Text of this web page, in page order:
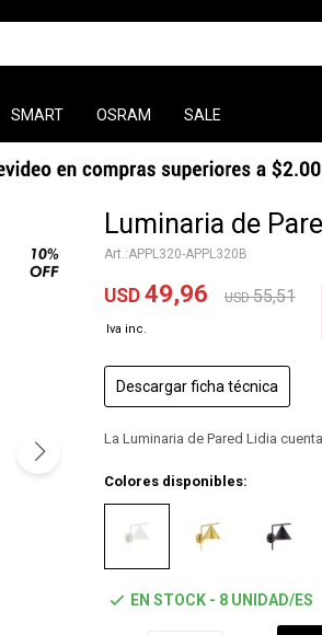
SMART OSRAM SALE
Luminaria de
APPL320-APPL320B
USD 49,96 USD 55,51
Descargar ficha técnica
La Luminaria de Pared Lidia
Colores disponibles:
EN STOCK - 8 UNIDAD/ES